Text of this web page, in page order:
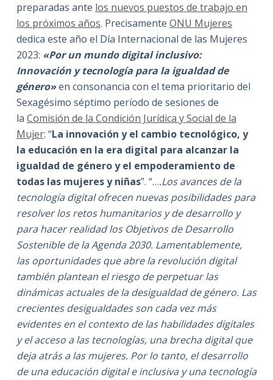
preparadas ante los nuevos puestos de trabajo en
los próximos años. Precisamente ONU Mujeres
dedica este año el Día Internacional de las Mujeres
2023: «Por un mundo digital inclusivo:
Innovación y tecnología para la igualdad de
género»en consonancia con el tema prioritario del
Sexagésimo séptimo período de sesiones de
la Comisión de la Condición Jurídica y Social de la
Mujer: “La innovación y el cambio tecnológico, y
la educación en la era digital para alcanzar la
igualdad de género y el empoderamiento de
todas las mujeres y niñas”. “….Los avances de la
tecnología digital ofrecen nuevas posibilidades para
resolver los retos humanitarios y de desarrollo y
para hacer realidad los Objetivos de Desarrollo
Sostenible de la Agenda 2030. Lamentablemente,
las oportunidades que abre la revolución digital
también plantean el riesgo de perpetuar las
dinámicas actuales de la desigualdad de género. Las
crecientes desigualdades son cada vez más
evidentes en el contexto de las habilidades digitales
y el acceso a las tecnologías, una brecha digital que
deja atrás a las mujeres. Por lo tanto, el desarrollo
de una educación digital e inclusiva y una tecnología